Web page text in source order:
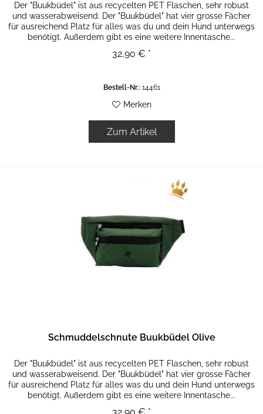
Der "Buukbüdel" ist aus recycelten PET Flaschen, sehr robust
und wasserabweisend. Der "Buukbüdel" hat vier grosse Fächer
für ausreichend Platz für alles was du und dein Hund unterwegs
benötigt. Außerdem gibt es eine weitere Innentasche...
32,90 € *
Bestell-Nr.: 14461
Merken
Zum Artikel
Schmuddelschnute Buukbüdel Olive
Der "Buukbüdel" ist aus recycelten PET Flaschen, sehr robust
und wasserabweisend. Der "Buukbüdel" hat vier grosse Fächer
für ausreichend Platz für alles was du und dein Hund unterwegs
benötigt. Außerdem gibt es eine weitere Innentasche...
32,90 € *